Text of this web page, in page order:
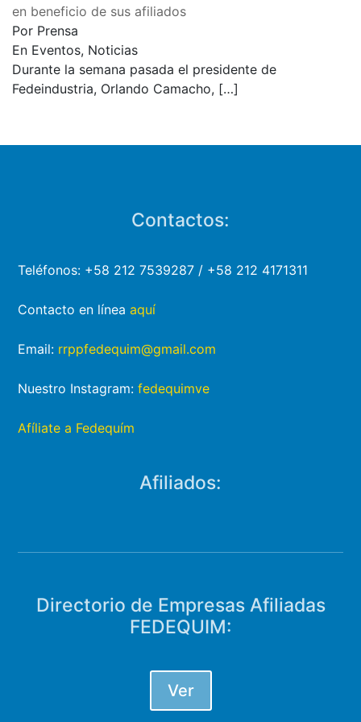
en beneficio de sus afiliados
Por Prensa
En Eventos, Noticias
Durante la semana pasada el presidente de
Fedeindustria, Orlando Camacho, […]
Contactos:
Teléfonos: +58 212 7539287 / +58 212 4171311
Contacto en líneaaquí
Email: rrppfedequim@gmail.com
Nuestro Instagram:fedequimve
Afíliate a Fedequím
Afiliados:
Directorio de Empresas Afiliadas
FEDEQUIM:
Ver